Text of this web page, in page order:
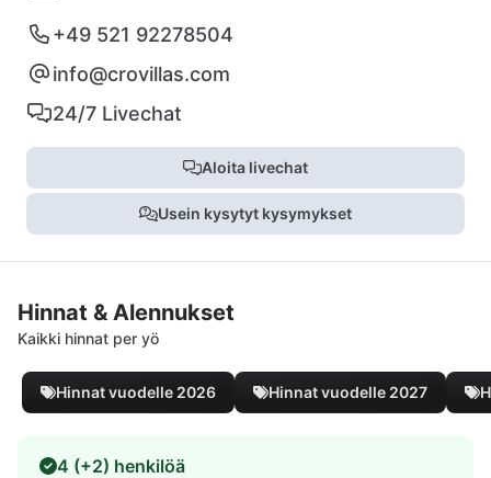
+49 521 92278504
info@crovillas.com
24/7 Livechat
Aloita livechat
Usein kysytyt kysymykset
Hinnat & Alennukset
Kaikki hinnat per yö
Hinnat vuodelle 2026 Hinnat vuodelle 2027
4 (+2) henkilöä